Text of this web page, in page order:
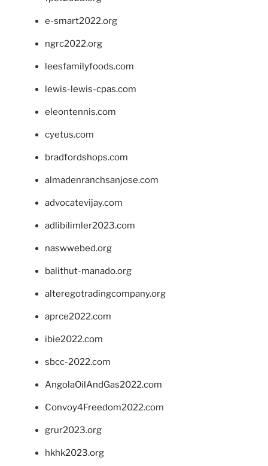
e-smart2022.org
ngrc2022.org
leesfamilyfoods.com
lewis-lewis-cpas.com
eleontennis.com
cyetus.com
bradfordshops.com
almadenranchsanjose.com
advocatevijay.com
adlibilimler2023.com
naswwebed.org
balithut-manado.org
alteregotradingcompany.org
aprce2022.com
ibie2022.com
sbcc-2022.com
AngolaOilAndGas2022.com
Convoy4Freedom2022.com
grur2023.org
hkhk2023.org